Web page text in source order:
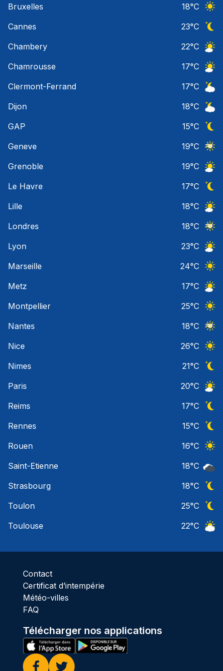
Bruxelles
18°C
Cannes
23°C
Chambery
22°C
Chamrousse
17°C
Clermont-Ferrand
17°C
Dijon
18°C
GAP
15°C
Geneve
19°C
Grenoble
19°C
Le Havre
17°C
Lille
18°C
Londres
18°C
Lyon
23°C
Marseille
24°C
Metz
17°C
Montpellier
25°C
Nantes
18°C
Nice
26°C
Nimes
21°C
Paris
20°C
Reims
17°C
Rennes
15°C
Rouen
16°C
Saint-Etienne
18°C
Strasbourg
18°C
Toulon
25°C
Toulouse
22°C
Contact
Certificat d’intempérie
Météo-villes
FAQ
Télécharger nos applications